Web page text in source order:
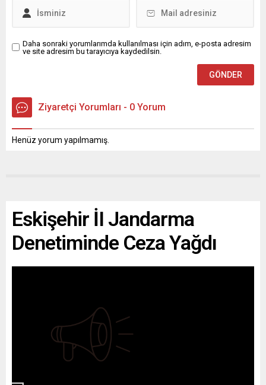
Daha sonraki yorumlarımda kullanılması için adım, e-posta adresim
ve site adresim bu tarayıcıya kaydedilsin.
Ziyaretçi Yorumları - 0 Yorum
Henüz yorum yapılmamış.
Eskişehir İI Jandarma
Denetiminde Ceza Yağdı